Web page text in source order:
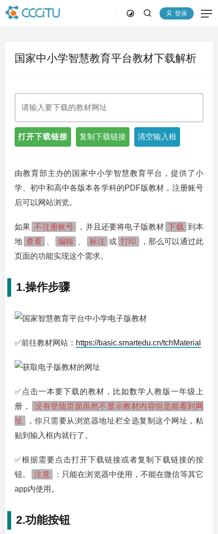
登录
国家中小学智慧教育平台教材下载解析
打开下载链接 复制下载链接 清空输入框
由教育部主办的国家中小学智慧教育平台，提供了小
学、初中和高中各版本各学科的PDF版教材，注册账号
后可以网站浏览。
如果 不注册账号 ，并且还要将电子版教材 下载 到本
地 查看 编辑 标注 或 打印
，那么可以通过此
页面的功能实现这个需求。
1.操作步骤
✅前往教材网站： https://basic.smartedu.cn/tchMaterial
✅点击一本要下载的教材，比如数学人教版一年级上
册，
没有登陆页面虽然不显示教材内容但是能看到网
址
，你只需要从浏览器地址栏全选复制这个网址，粘
贴到输入框内就行了。
✅根据需要点击打开下载链接或者复制下载链接的按
钮。
注意
：只能在浏览器中使用，不能在微信等其它
app内使用。
2.功能按钮